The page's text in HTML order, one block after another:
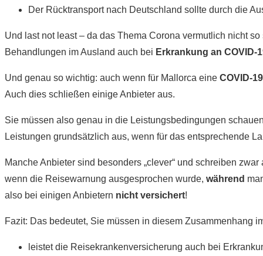
Der Rücktransport nach Deutschland sollte durch die
Und last not least – da das Thema Corona vermutlich nicht
Behandlungen im Ausland auch bei Erkrankung an COVID-
Und genau so wichtig: auch wenn für Mallorca eine COVID-
Auch dies schließen einige Anbieter aus.
Sie müssen also genau in die Leistungsbedingungen
Leistungen grundsätzlich aus, wenn für das entsprechende
Manche Anbieter sind besonders „clever“ und schreiben
wenn die Reisewarnung ausgesprochen wurde, während
also bei einigen Anbietern nicht versichert!
Fazit: Das bedeutet, Sie müssen in diesem Zusammenhang
leistet die Reisekrankenversicherung auch bei